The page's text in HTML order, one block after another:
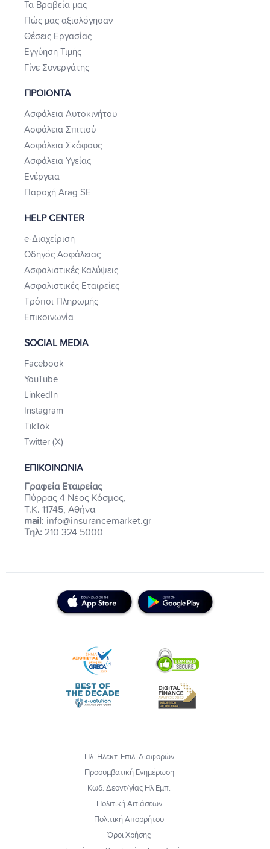
Τα Βραβεία μας
Πώς μας αξιολόγησαν
Θέσεις Εργασίας
Εγγύηση Τιμής
Γίνε Συνεργάτης
ΠΡΟΙΟΝΤΑ
Ασφάλεια Αυτοκινήτου
Ασφάλεια Σπιτιού
Ασφάλεια Σκάφους
Ασφάλεια Υγείας
Ενέργεια
Παροχή Arag SE
HELP CENTER
e-Διαχείριση
Οδηγός Ασφάλειας
Ασφαλιστικές Καλύψεις
Ασφαλιστικές Εταιρείες
Τρόποι Πληρωμής
Επικοινωνία
SOCIAL MEDIA
Facebook
YouTube
LinkedIn
Instagram
TikTok
Twitter (X)
ΕΠΙΚΟΙΝΩΝΙΑ
Γραφεία Εταιρείας
Πύρρας 4 Νέος Κόσμος,
Τ.Κ. 11745, Αθήνα
mail: info@insurancemarket.gr
Τηλ: 210 324 5000
Πλ. Ηλεκτ. Επιλ. Διαφορών
Προσυμβατική Ενημέρωση
Κωδ. Δεοντ/γίας Ηλ Εμπ.
Πολιτική Αιτιάσεων
Πολιτική Απορρήτου
Όροι Χρήσης